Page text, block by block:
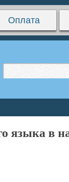
Оплата
языка в